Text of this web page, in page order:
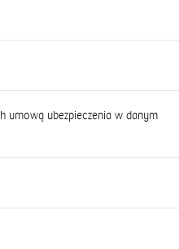
umową ubezpieczenia w danym